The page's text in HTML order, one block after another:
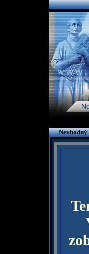
Nevhodný